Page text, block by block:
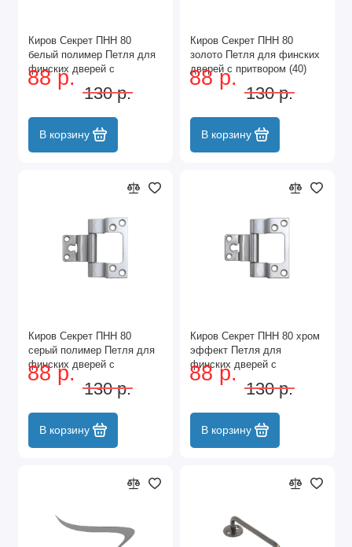
Киров Секрет ПНН 80
белый полимер Петля для
финских дверей с
притвором (40)
88 р.
130 р.
В корзину
Киров Секрет ПНН 80
золото Петля для финских
дверей с притвором (40)
88 р.
130 р.
В корзину
Киров Секрет ПНН 80
серый полимер Петля для
финских дверей с
притвором (40)
88 р.
130 р.
В корзину
Киров Секрет ПНН 80 хром
эффект Петля для
финских дверей с
притвором (40)
88 р.
130 р.
В корзину